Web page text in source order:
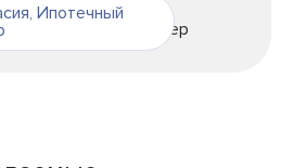
, Ипотечный